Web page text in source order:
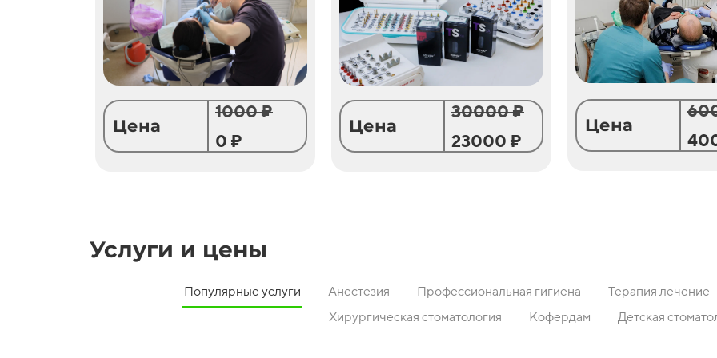
Цена
1000 ₽
0 ₽
Цена
30000 ₽
23000 ₽
Цена
Услуги и цены
Популярные услуги Анестезия Профессиональная гигиена Терапия лечение
Хирургическая стоматология
Кофердам Детская